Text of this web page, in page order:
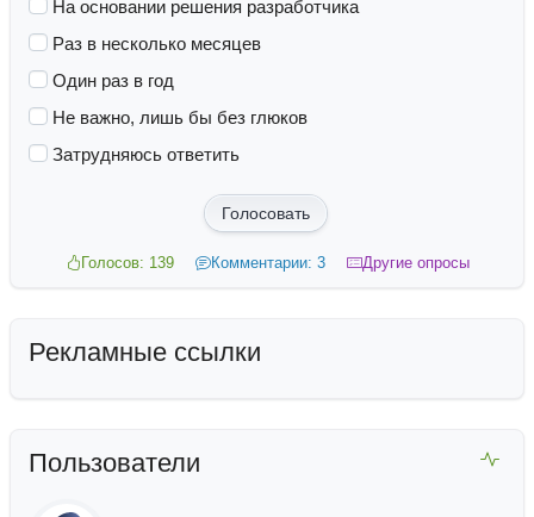
На основании решения разработчика
Раз в несколько месяцев
Один раз в год
Не важно, лишь бы без глюков
Затрудняюсь ответить
Голосовать
Голосов: 139 Комментарии: 3 Другие опросы
Рекламные ссылки
Пользователи